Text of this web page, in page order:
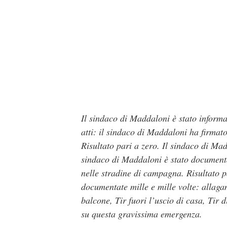
Il sindaco di Maddaloni è stato
atti: il sindaco di Maddaloni ha
Risultato pari a zero. Il sindaco di
sindaco di Maddaloni è stato
nelle stradine di campagna. Risultato
documentate mille e mille volte:
balcone, Tir fuori l’uscio di casa, Tir
su questa gravissima emergenza.